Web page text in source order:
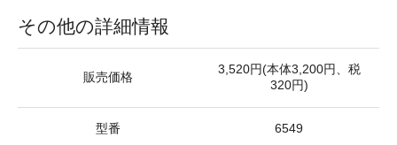
その他の詳細情報
販売価格
3,520円(本体3,200円、税
320円)
型番 6549